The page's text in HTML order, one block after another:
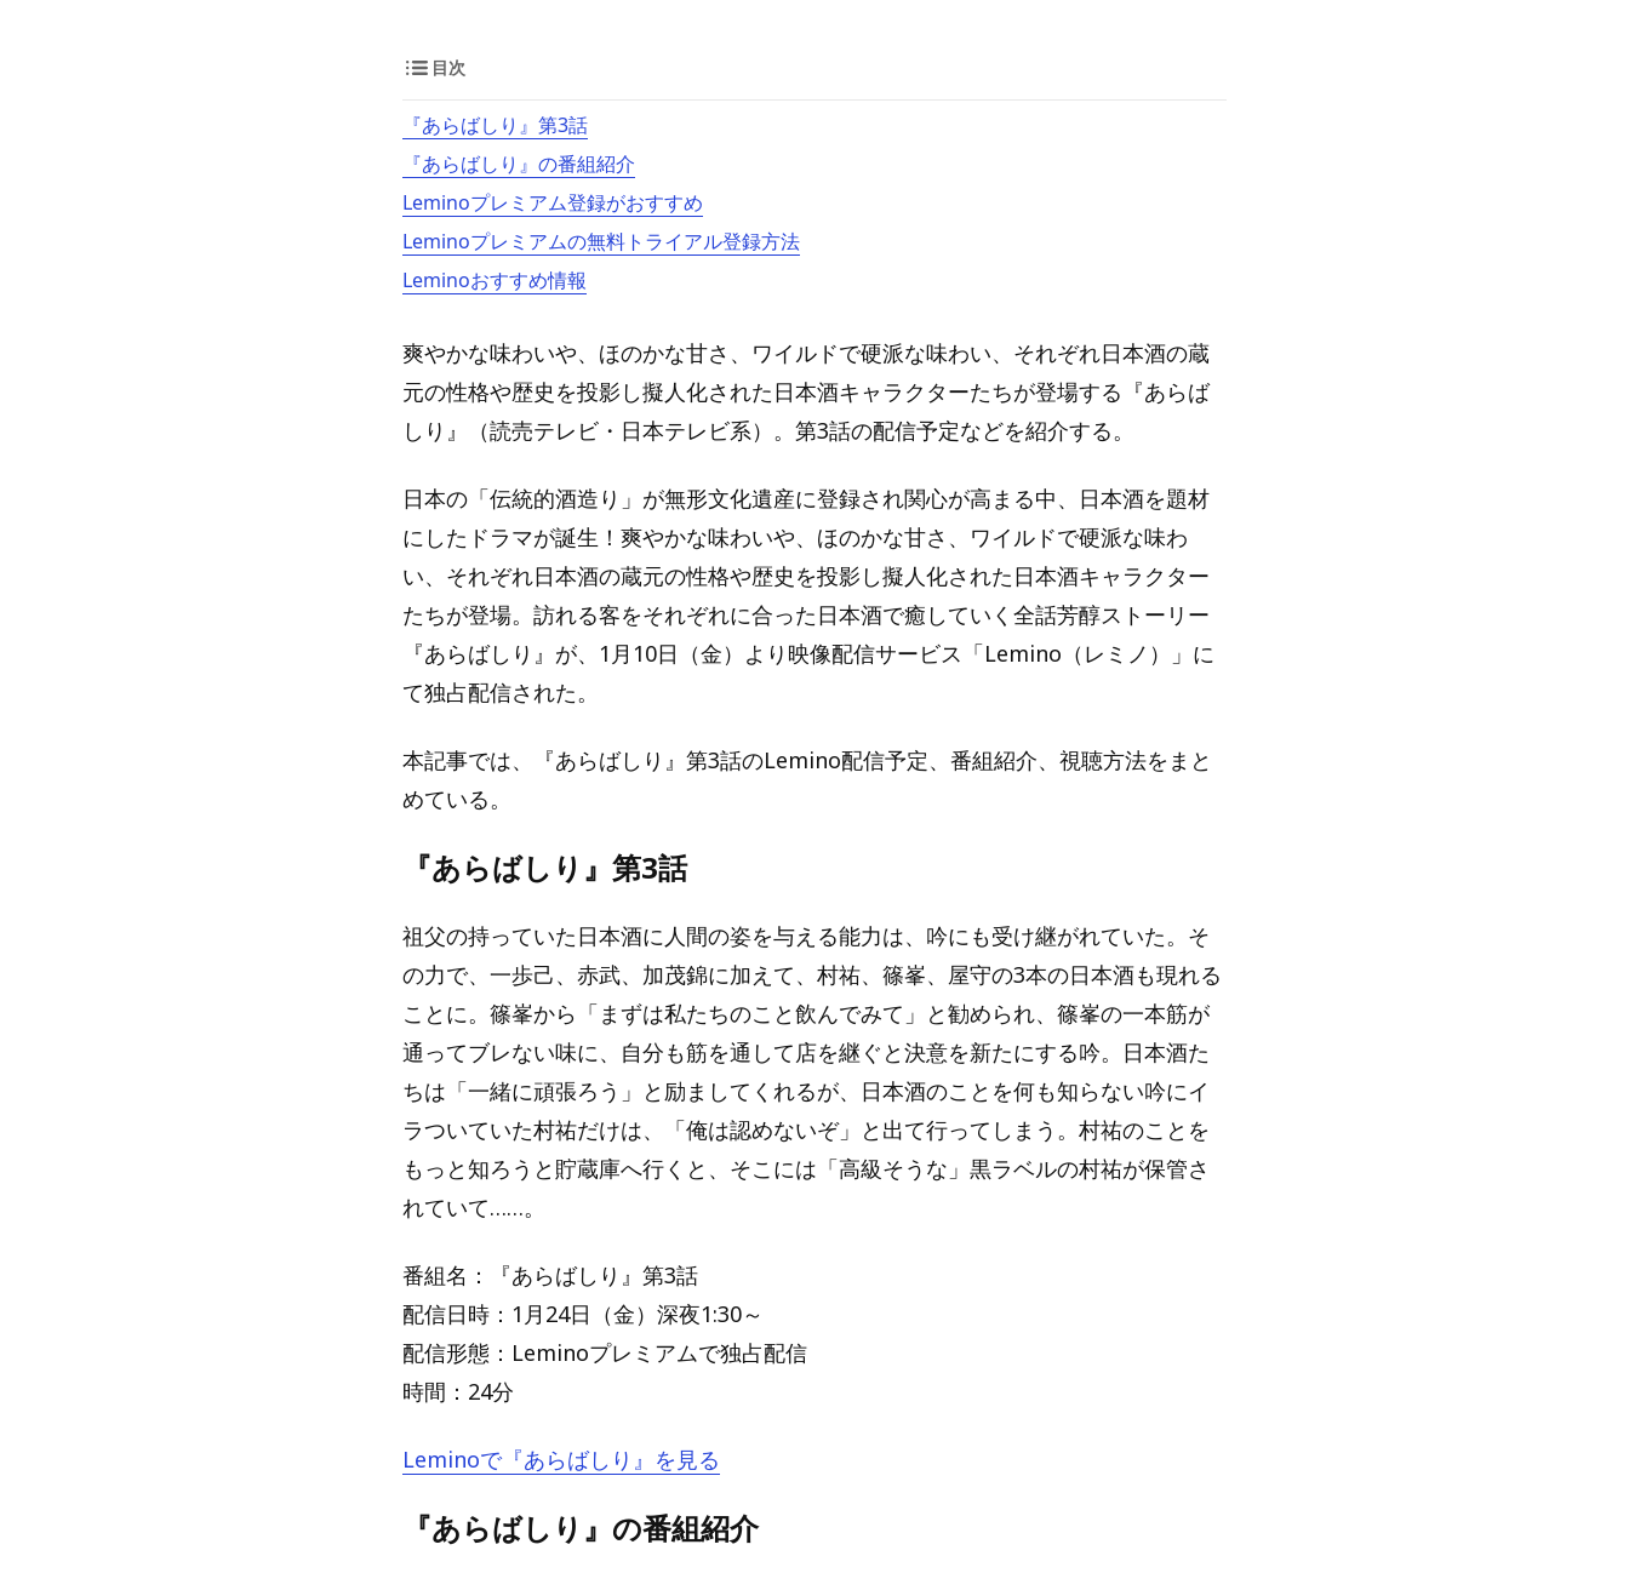
目次
『あらばしり』第3話
『あらばしり』の番組紹介
Leminoプレミアム登録がおすすめ
Leminoプレミアムの無料トライアル登録方法
Leminoおすすめ情報
爽やかな味わいや、ほのかな甘さ、ワイルドで硬派な味わい、それぞれ日本酒の蔵
元の性格や歴史を投影し擬人化された日本酒キャラクターたちが登場する『あらば
しり』（読売テレビ・日本テレビ系）。第3話の配信予定などを紹介する。
日本の「伝統的酒造り」が無形文化遺産に登録され関心が高まる中、日本酒を題材
にしたドラマが誕生！爽やかな味わいや、ほのかな甘さ、ワイルドで硬派な味わ
い、それぞれ日本酒の蔵元の性格や歴史を投影し擬人化された日本酒キャラクター
たちが登場。訪れる客をそれぞれに合った日本酒で癒していく全話芳醇ストーリー
『あらばしり』が、1月10日（金）より映像配信サービス「Lemino（レミノ）」に
て独占配信された。
本記事では、『あらばしり』第3話のLemino配信予定、番組紹介、視聴方法をまと
めている。
『あらばしり』第3話
祖父の持っていた日本酒に人間の姿を与える能力は、吟にも受け継がれていた。そ
の力で、一歩己、赤武、加茂錦に加えて、村祐、篠峯、屋守の3本の日本酒も現れる
ことに。篠峯から「まずは私たちのこと飲んでみて」と勧められ、篠峯の一本筋が
通ってブレない味に、自分も筋を通して店を継ぐと決意を新たにする吟。日本酒た
ちは「一緒に頑張ろう」と励ましてくれるが、日本酒のことを何も知らない吟にイ
ラついていた村祐だけは、「俺は認めないぞ」と出て行ってしまう。村祐のことを
もっと知ろうと貯蔵庫へ行くと、そこには「高級そうな」黒ラベルの村祐が保管さ
れていて……。
番組名：『あらばしり』第3話
配信日時：1月24日（金）深夜1:30～
配信形態：Leminoプレミアムで独占配信
時間：24分
Leminoで『あらばしり』を見る
『あらばしり』の番組紹介